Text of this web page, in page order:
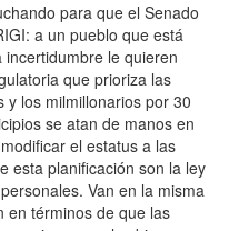
para que el Senado
a un pueblo que está
le quieren
que prioriza las
los milmillonarios por 30
se atan de manos en
el estatus a las
esta planificación son la ley
Van en la misma
en términos de que las